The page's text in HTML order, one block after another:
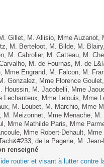
Gillet, M. Allisio, Mme Auzanot,
M. Berteloot, M. Bilde, M.
M. Cabrolier, M. Catteau, M.
M. de Fournas, M. de
Mme Engrand, M. Falcon, M.
Gonzalez, Mme Florence
Houssin, M. Jacobelli, Mme
Lechanteux, Mme Lelouis, Mme
M. Loubet, M. Marchio, Mme
M. Meizonnet, Mme Menache,
Mme Mathilde Paris, Mme
Mme Robert-Dehault,
de la Pagerie, M.
renseigné
routier et visant à lutter contre